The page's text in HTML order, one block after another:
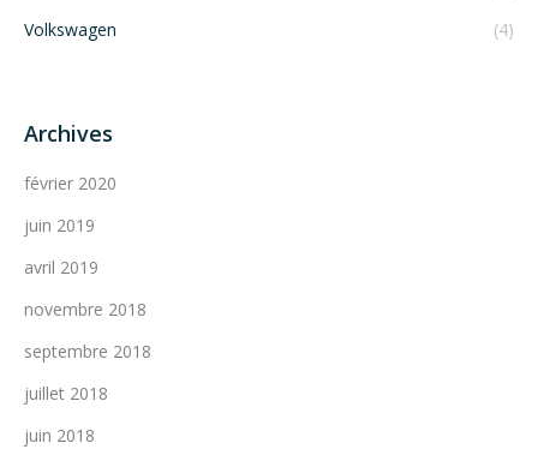
Volkswagen
(4)
Archives
février 2020
juin 2019
avril 2019
novembre 2018
septembre 2018
juillet 2018
juin 2018